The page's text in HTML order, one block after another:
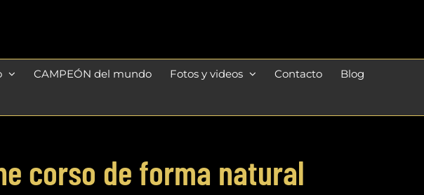
CAMPEÓN del mundo Fotos y videos Contacto Blog
corso de forma natural